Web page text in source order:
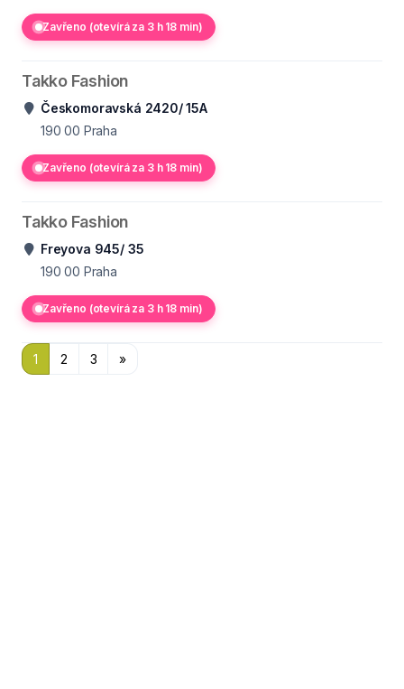
Zavřeno (otevírá za 3 h 18 min)
Takko Fashion
Českomoravská 2420/ 15A
190 00 Praha
Zavřeno (otevírá za 3 h 18 min)
Takko Fashion
Freyova 945/ 35
190 00 Praha
Zavřeno (otevírá za 3 h 18 min)
1 2 3 »